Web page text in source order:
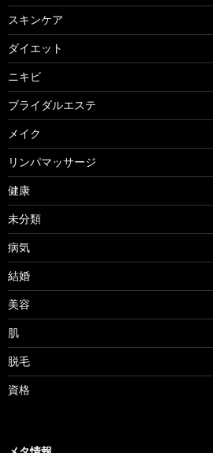
スキンケア
ダイエット
ニキビ
ブライダルエステ
メイク
リンパマッサージ
健康
未分類
病気
結婚
美容
肌
脱毛
資格